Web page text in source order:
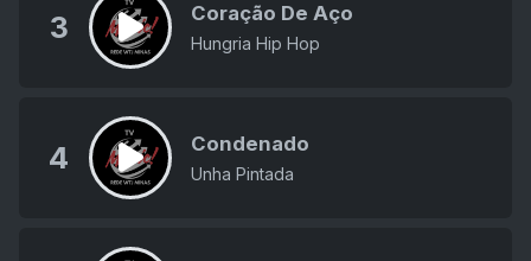
3 Coração De Aço
Hungria Hip Hop
4 Condenado
Unha Pintada